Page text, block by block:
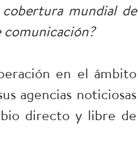
mundial de
comunicación?
en el ámbito
agencias noticiosas
directo y libre de